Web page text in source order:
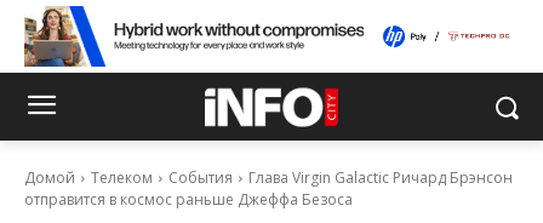
Домой Телеком События
Глава Virgin Galactic Ричард Брэнсон
отправится в космос раньше Джеффа Безоса